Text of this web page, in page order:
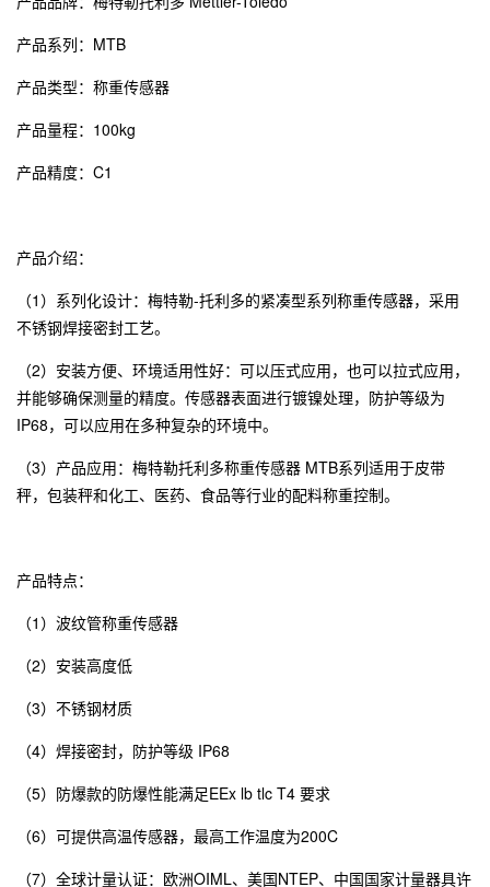
产品系列：MTB
产品类型：称重传感器
产品量程：100kg
产品精度：C1
产品介绍：
（1）系列化设计：梅特勒-托利多的紧凑型系列称重传感器，采用
不锈钢焊接密封工艺。
（2）安装方便、环境适用性好：可以压式应用，也可以拉式应用，
并能够确保测量的精度。传感器表面进行镀镍处理，防护等级为
IP68，可以应用在多种复杂的环境中。
（3）产品应用：梅特勒托利多称重传感器 MTB系列适用于皮带
秤，包装秤和化工、医药、食品等行业的配料称重控制。
产品特点：
（1）波纹管称重传感器
（2）安装高度低
（3）不锈钢材质
（4）焊接密封，防护等级 IP68
（5）防爆款的防爆性能满足EEx lb tlc T4 要求
（6）可提供高温传感器，最高工作温度为200C
（7）全球计量认证：欧洲OIML、美国NTEP、中国国家计量器具许